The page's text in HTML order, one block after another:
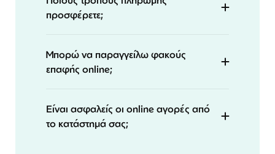
προσφέρετε;
Μπορώ να παραγγείλω φακούς
επαφής online;
Είναι ασφαλείς οι online αγορές από
το κατάστημά σας;